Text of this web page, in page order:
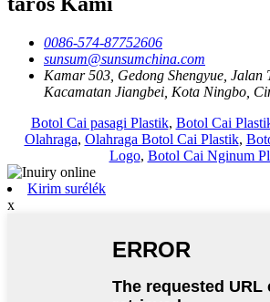
0086-574-87752606
sunsum@sunsumchina.com
Kamar 503, Gedong Shengyue, Jalan
Kacamatan Jiangbei, Kota Ningbo,
Botol Cai pasagi Plastik, Botol Cai
Olahraga, Olahraga Botol Cai Plastik,
Logo, Botol Cai Nginum
Kirim surélék
x